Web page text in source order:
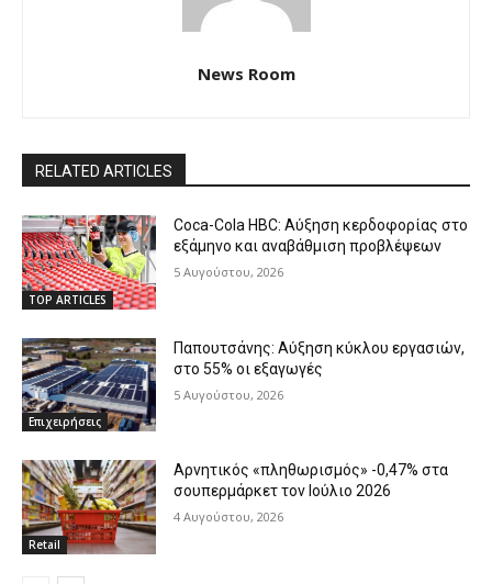
News Room
RELATED ARTICLES
TOP ARTICLES
Coca-Cola HBC: Αύξηση κερδοφορίας στο
εξάμηνο και αναβάθμιση προβλέψεων
5 Αυγούστου, 2026
Επιχειρήσεις
Παπουτσάνης: Αύξηση κύκλου εργασιών,
στο 55% οι εξαγωγές
5 Αυγούστου, 2026
Retail
Αρνητικός «πληθωρισμός» -0,47% στα
σουπερμάρκετ τον Ιούλιο 2026
4 Αυγούστου, 2026